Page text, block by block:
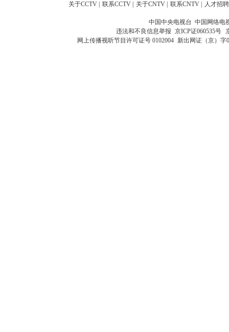
关于CCTV 联系CCTV 关于CNTV 联系CNTV 人才招聘
中国中央电视台 中国网络电
违法和不良信息举报 京ICP证060535号
网上传播视听节目许可证号 0102004 新出网证（京）